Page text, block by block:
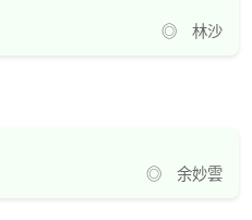
◎ 林沙
◎ 余妙雲